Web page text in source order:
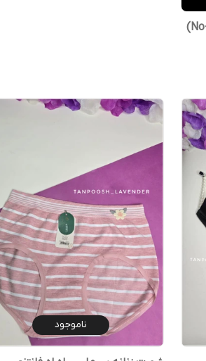
ست سوتین و شورت بی‌درز (No-Show)
ناموجود